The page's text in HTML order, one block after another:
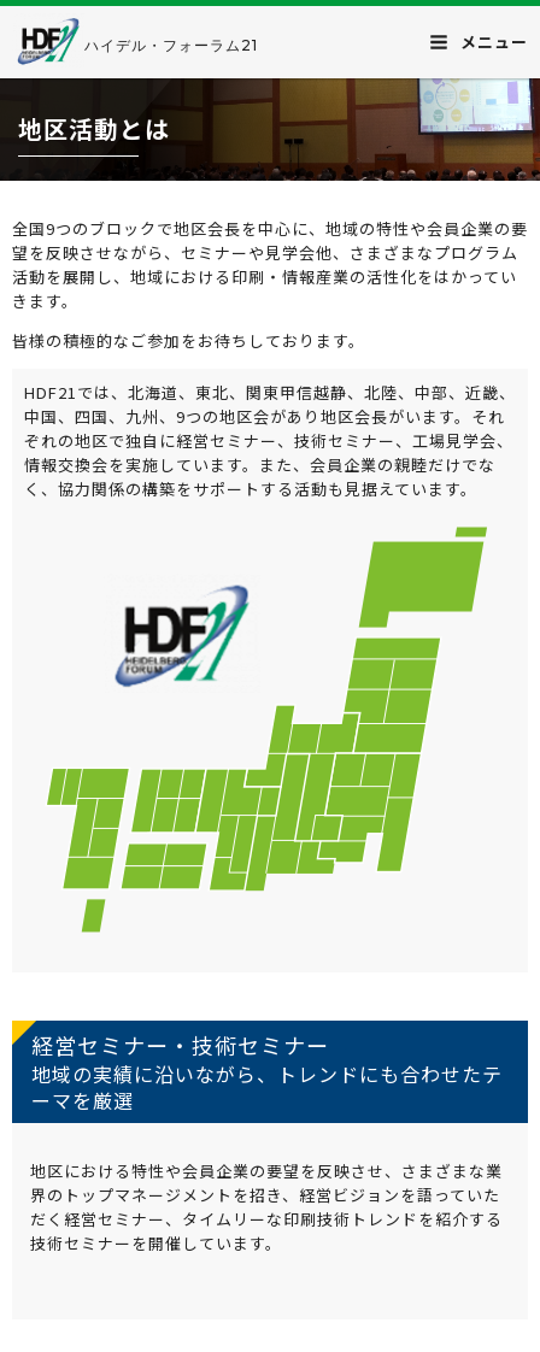
ハイデル・フォーラム21 メニュー
地区活動とは
全国9つのブロックで地区会長を中心に、地域の特性や会員企業の要
望を反映させながら、セミナーや見学会他、さまざまなプログラム
活動を展開し、地域における印刷・情報産業の活性化をはかってい
きます。
皆様の積極的なご参加をお待ちしております。
HDF21では、北海道、東北、関東甲信越静、北陸、中部、近畿、
中国、四国、九州、9つの地区会があり地区会長がいます。それ
ぞれの地区で独自に経営セミナー、技術セミナー、工場見学会、
情報交換会を実施しています。また、会員企業の親睦だけでな
く、協力関係の構築をサポートする活動も見据えています。
経営セミナー・技術セミナー
地域の実績に沿いながら、トレンドにも合わせたテ
ーマを厳選
地区における特性や会員企業の要望を反映させ、さまざまな業
界のトップマネージメントを招き、経営ビジョンを語っていた
だく経営セミナー、タイムリーな印刷技術トレンドを紹介する
技術セミナーを開催しています。